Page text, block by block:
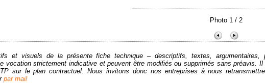
Photo 1 / 2
et visuels de la présente fiche technique – descriptifs, textes, argumentaires,
vocation strictement indicative et peuvent être modifiés ou supprimés sans préavis. Il
sur le plan contractuel. Nous invitons donc nos entreprises à nous
par mail